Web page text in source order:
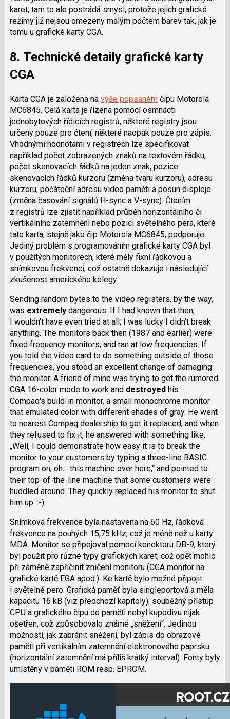
karet, tam to ale postrádá smysl, protože jejich grafické
režimy již nejsou omezeny malým počtem barev tak, jak je
tomu u grafické karty CGA.
8. Technické detaily grafické karty
CGA
Karta CGA je založena na výše popsanémčipu Motorola
MC6845. Celá karta je řízena pomocí osmnácti
jednobytových řídicích registrů, některé registry jsou
určeny pouze pro čtení, některé naopak pouze pro zápis.
Vhodnými hodnotami v registrech lze specifikovat
například počet zobrazených znaků na textovém řádku,
počet skenovacích řádků na jeden znak, pozice
skenovacích řádků kurzoru (změna tvaru kurzoru), adresu
kurzoru, počáteční adresu video paměti a posun displeje
(změna časování signálů H-sync a V-sync). Čtením
z registrů lze zjistit například průběh horizontálního či
vertikálního zatemnění nebo pozici světelného pera, které
tato karta, stejně jako čip Motorola MC6845, podporuje.
Jediný problém s programováním grafické karty CGA byl
v použitých monitorech, které měly fixní řádkovou a
snímkovou frekvenci, což ostatně dokazuje i následující
zkušenost amerického kolegy:
Sending random bytes to the video registers, by the way,
was extremelydangerous. If I had known that then,
I wouldn't have even tried at all; I was lucky I didn't break
anything. The monitors back then (1987 and earlier) were
fixed frequency monitors, and ran at low frequencies. If
you told the video card to do something outside of those
frequencies, you stood an excellent change of damaging
the monitor. A friend of mine was trying to get the rumored
CGA 16-color mode to work and destroyed his
Compaq's build-in monitor, a small monochrome monitor
that emulated color with different shades of gray. He went
to nearest Compaq dealership to get it replaced, and when
they refused to fix it, he answered with something like,
„Well, I could demonstrate how easy it is to break the
monitor to your customers by typing a three-line BASIC
program on, oh… this machine over here,“ and pointed to
their top-of-the-line machine that some customers were
huddled around. They quickly replaced his monitor to shut
him up. :-)
Snímková frekvence byla nastavena na 60 Hz, řádková
frekvence na pouhých 15,75 kHz, což je méně než u karty
MDA. Monitor se připojoval pomocí konektoru DB-9, který
byl použit pro různé typy grafických karet, což opět mohlo
při záměně zapříčinit zničení monitoru (CGA monitor na
grafické kartě EGA apod.). Ke kartě bylo možné připojit
i světelné pero. Grafická paměť byla singleportová a měla
kapacitu 16 kB (viz předchozí kapitoly); souběžný přístup
CPU a grafického čipu do paměti nebyl kupodivu nijak
ošetřen, což způsobovalo známé „sněžení“. Jedinou
možností, jak zabránit sněžení, byl zápis do obrazové
paměti při vertikálním zatemnění elektronového paprsku
(horizontální zatemnění má příliš krátký interval). Fonty byly
umístěny v paměti ROM resp. EPROM.